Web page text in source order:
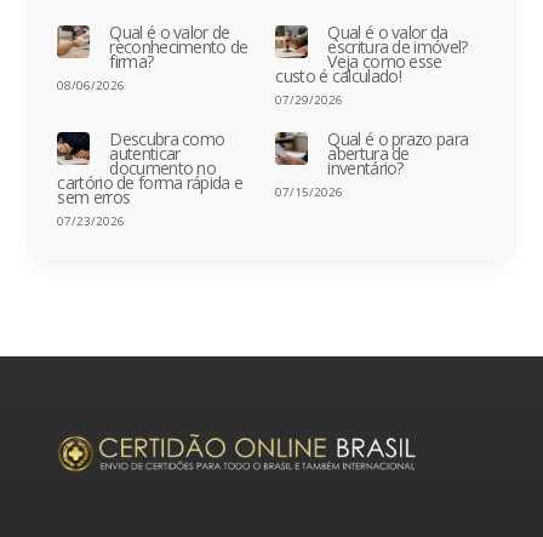
Qual é o valor de
reconhecimento de
firma?
08/06/2026
Qual é o valor da
escritura de imóvel?
Veja como esse
custo é calculado!
07/29/2026
Descubra como
autenticar
documento no
cartório de forma rápida e
sem erros
07/23/2026
Qual é o prazo para
abertura de
inventário?
07/15/2026